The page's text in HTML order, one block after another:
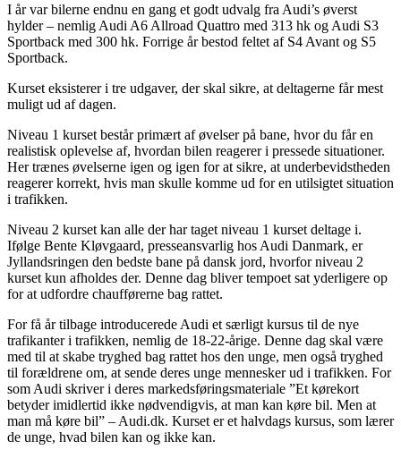
I år var bilerne endnu en gang et godt udvalg fra Audi’s øverst
hylder – nemlig Audi A6 Allroad Quattro med 313 hk og Audi S3
Sportback med 300 hk. Forrige år bestod feltet af S4 Avant og S5
Sportback.
Kurset eksisterer i tre udgaver, der skal sikre, at deltagerne får mest
muligt ud af dagen.
Niveau 1 kurset består primært af øvelser på bane, hvor du får en
realistisk oplevelse af, hvordan bilen reagerer i pressede situationer.
Her trænes øvelserne igen og igen for at sikre, at underbevidstheden
reagerer korrekt, hvis man skulle komme ud for en utilsigtet situation
i trafikken.
Niveau 2 kurset kan alle der har taget niveau 1 kurset deltage i.
Ifølge Bente Kløvgaard, presseansvarlig hos Audi Danmark, er
Jyllandsringen den bedste bane på dansk jord, hvorfor niveau 2
kurset kun afholdes der. Denne dag bliver tempoet sat yderligere op
for at udfordre chaufførerne bag rattet.
For få år tilbage introducerede Audi et særligt kursus til de nye
trafikanter i trafikken, nemlig de 18-22-årige. Denne dag skal være
med til at skabe tryghed bag rattet hos den unge, men også tryghed
til forældrene om, at sende deres unge mennesker ud i trafikken. For
som Audi skriver i deres markedsføringsmateriale ”Et kørekort
betyder imidlertid ikke nødvendigvis, at man kan køre bil. Men at
man må køre bil” – Audi.dk. Kurset er et halvdags kursus, som lærer
de unge, hvad bilen kan og ikke kan.